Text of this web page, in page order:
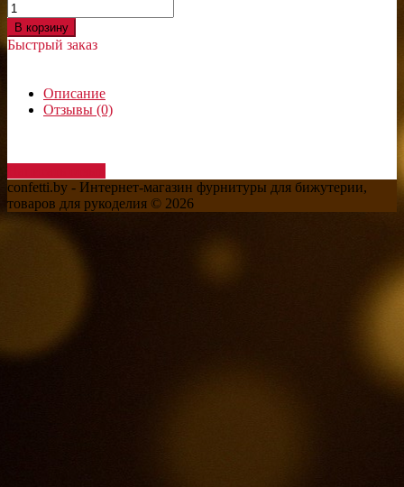
В корзину
Быстрый заказ
Описание
Отзывы (0)
confetti.by - Интернет-магазин фурнитуры для бижутерии,
товаров для рукоделия © 2026